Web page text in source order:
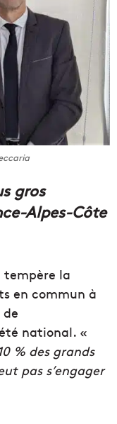
gros
Alpes-Côte
tempère la
en commun à
national. «
% des grands
pas s’engager